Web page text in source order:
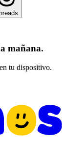
mañana.
tu dispositivo.